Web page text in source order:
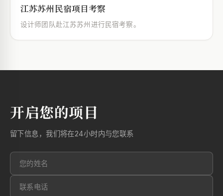
江苏苏州民宿项目考察
设计师团队赴江苏苏州进行民宿考察。
开启您的项目
留下信息，我们将在24小时内与您联系